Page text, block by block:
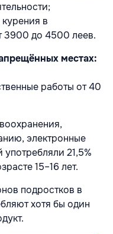
в
3900 до 4500 леев.
местах:
работы от 40
электронные
21,5%
15–16 лет.
подростков в
хотя бы один